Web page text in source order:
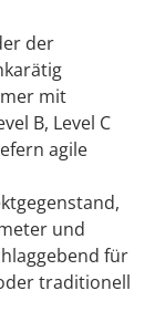
der
mit
B, Level C
agile
und
für
traditionell